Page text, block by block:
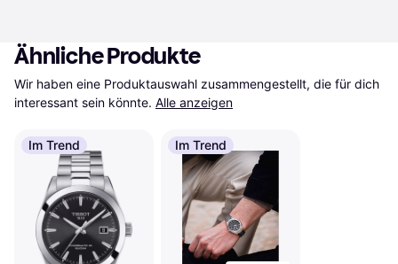
Ähnliche Produkte
Wir haben eine Produktauswahl zusammengestellt, die für dich
interessant sein könnte. Alle anzeigen
Im Trend Im Trend